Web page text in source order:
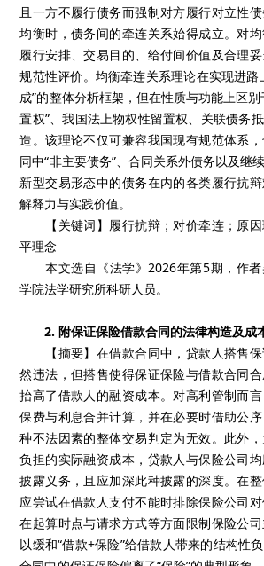
且一方不履行债务而强制对方履行对立性
均衡时，债务间的牵连关系始得成立。对
履行安排、交易目的、给付间价值及合理
规范性评价。均衡牵连关系理论在实现进路
成”的整体分析框架，但在性质与功能上区
置权”、我国法上物权性留置权、关联债务
造。该理论不仅可兼容我国现有规范体系
同中“非主要债务”、合同关系外债务以及继
新型交易形态中的债务在内的各类履行抗
解释力与实践价值。
【关键词】履行抗辩；对价牵连；原因
平理念
本文选自《法学》2026年第5期，作者
学院法学研究所科研人员。
2. 附保证保险借款合同的法律构造及成
【摘要】在借款合同中，贷款人搭售保
然违法，但搭售使得保证保险与借款合同
抬高了借款人的融资成本。对高利管制而
保费与利息合并计算，并在必要时借助公
种不法因素的整体交易判定为无效。此外
负担的实际融资成本，贷款人与保险公司
披露义务，且应加深此种披露的深度。在
应尝试在借款人支付不能时排除保险公司
在起算时点与请求方式等方面限制保险公
以缓和“借款+保险”给借款人带来的结构性